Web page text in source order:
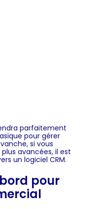
parfaitement
pour gérer
si vous
avancées, il est
un logiciel CRM.
pour